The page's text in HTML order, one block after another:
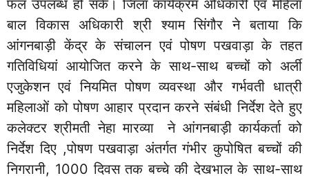
फल उपलब्ध हो सके। जिला कार्यक्रम अधिकारी एवं महिला
बाल विकास अधिकारी श्री श्याम सिंगौर ने बताया कि
आंगनबाड़ी केंद्र के संचालन एवं पोषण पखवाड़ा के तहत
गतिविधियां आयोजित करने के साथ-साथ बच्चों को अर्ली
एजुकेशन एवं नियमित पोषण व्यवस्था और गर्भवती धात्री
महिलाओं को पोषण आहार प्रदान करने संबंधी निर्देश देते हुए
कलेक्टर श्रीमती नेहा मारव्या ने आंगनबाड़ी कार्यकर्ता को
निर्देश दिए ,पोषण पखवाड़ा अंतर्गत गंभीर कुपोषित बच्चों की
निगरानी, 1000 दिवस तक बच्चे की देखभाल के साथ-साथ